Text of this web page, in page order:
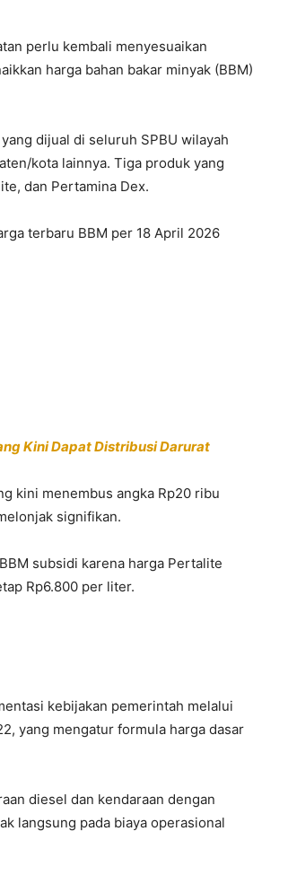
perlu kembali menyesuaikan
harga bahan bakar minyak (BBM)
dijual di seluruh SPBU wilayah
kota lainnya. Tiga produk yang
dan Pertamina Dex.
terbaru BBM per 18 April 2026
Kini Dapat Distribusi Darurat
kini menembus angka Rp20 ribu
signifikan.
subsidi karena harga Pertalite
Rp6.800 per liter.
kebijakan pemerintah melalui
yang mengatur formula harga dasar
diesel dan kendaraan dengan
langsung pada biaya operasional